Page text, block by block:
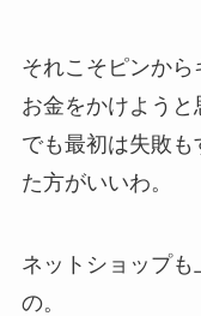
それこそピンから
お金をかけようと
でも最初は失敗
た方がいいわ。
ネットショップも
の。